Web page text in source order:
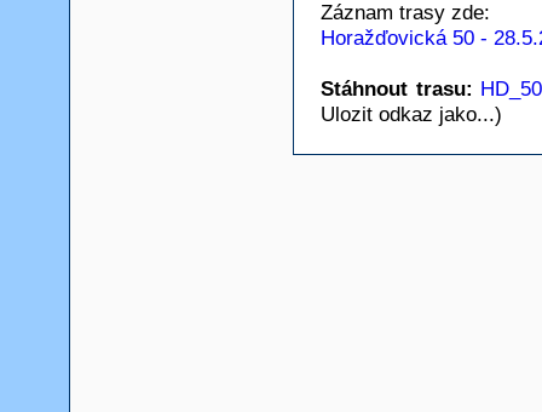
Záznam trasy zde:
Horažďovická 50 -
Stáhnout trasu:
Ulozit odkaz jako...)